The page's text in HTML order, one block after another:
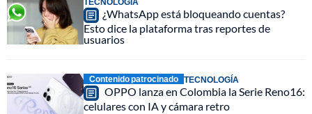
¿WhatsApp está bloqueando cuentas?
Esto dice la plataforma tras reportes de
usuarios
Contenido patrocinado TECNOLOGÍA
OPPO lanza en Colombia la Serie Reno16:
celulares con IA y cámara retro